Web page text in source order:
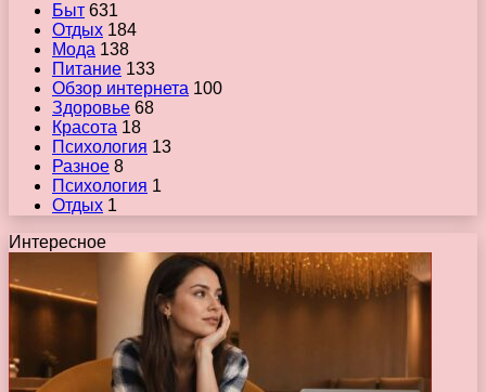
Быт 631
Отдых 184
Мода 138
Питание 133
Обзор интернета 100
Здоровье 68
Красота 18
Психология 13
Разное 8
Психология 1
Отдых 1
Интересное